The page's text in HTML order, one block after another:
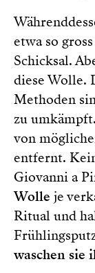
etwa so
Schicksal.
diese Wolle.
Methoden
zu
von
entfernt.
Giovanni a
Wolle je
Ritual und
waschen sie